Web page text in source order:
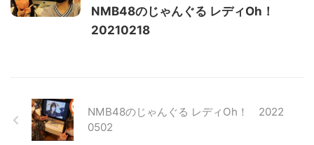
NMB48のじゃんぐる レディOh！
20210218
NMB48のじゃんぐる レディOh！ 2022
0502